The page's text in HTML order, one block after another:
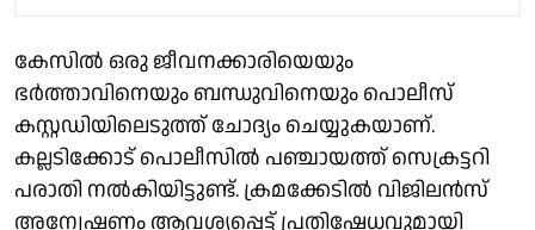
കേസിൽ ഒരു ജീവനക്കാരിയെയും
ഭർത്താവിനെയും ബന്ധുവിനെയും പൊലീസ്
കസ്റ്റഡിയിലെടുത്ത് ചോദ്യം ചെയ്യുകയാണ്.
കല്ലടിക്കോട് പൊലീസിൽ പഞ്ചായത്ത് സെക്രട്ടറി
പരാതി നൽകിയിട്ടുണ്ട്. ക്രമക്കേടിൽ വിജിലൻസ്
അന്വേഷണം ആവശ്യപ്പെട്ട് പ്രതിഷേധവുമായി